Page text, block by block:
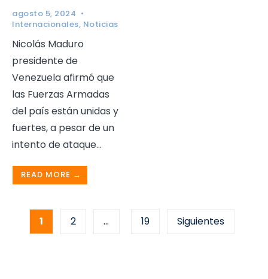
agosto 5, 2024 •
Internacionales, Noticias
Nicolás Maduro
presidente de
Venezuela afirmó que
las Fuerzas Armadas
del país están unidas y
fuertes, a pesar de un
intento de ataque...
READ MORE →
Paginación
de
1 2 … 19 Siguientes